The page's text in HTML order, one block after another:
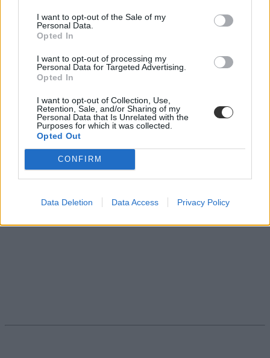
I want to opt-out of the Sale of my
Personal Data.
Opted In
I want to opt-out of processing my
Personal Data for Targeted Advertising.
Opted In
I want to opt-out of Collection, Use,
Retention, Sale, and/or Sharing of my
Personal Data that Is Unrelated with the
Purposes for which it was collected.
Opted Out
CONFIRM
Data Deletion Data Access Privacy Policy
Középiskolai felvételi 2025: ezekben a
Hajdú-Bihar vármegyében
A listán 4 állami fenntartású intézmény szerepel.
Érettségi-felvételi
Gál Luca